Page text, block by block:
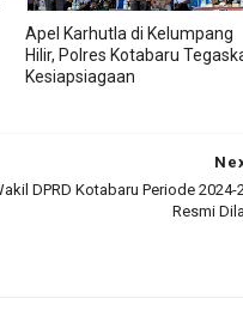
Apel Karhutla di Kelumpang
Hilir, Polres Kotabaru
Kesiapsiagaan
DPRD Kotabaru Periode 2024-
Resmi